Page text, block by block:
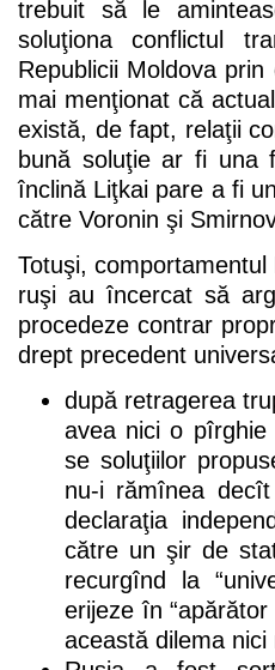
trebuit să le
soluţiona conflictul
Republicii Moldova
mai menţionat că
există, de fapt, relaţii
bună soluţie ar fi una
înclină Liţkai pare a fi
către Voronin şi
Totuşi,
ruşi au încercat să
procedeze contrar
drept precedent
după retragerea
avea nici o pîrghie
se soluţiilor
nu-i rămînea
declaraţia
către un şir de
recurgînd la
erijeze în
această dilema nici